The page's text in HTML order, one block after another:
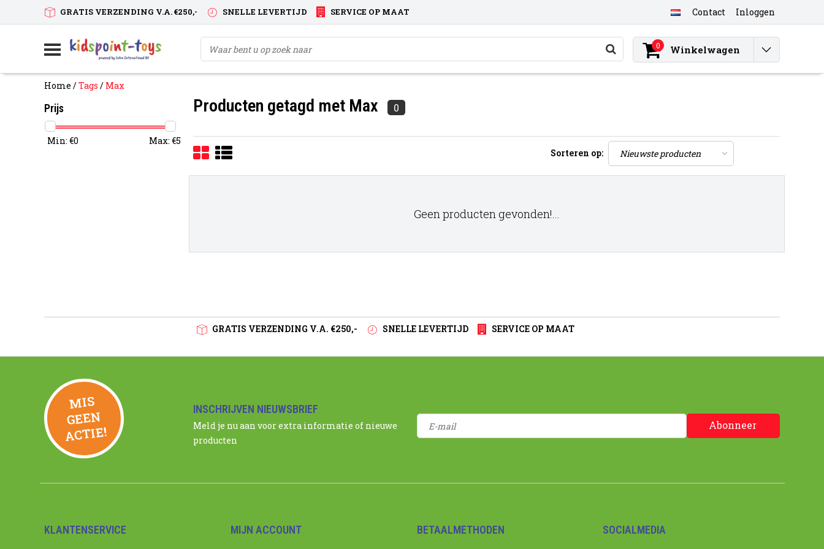
GRATIS VERZENDING V.A. €250,- SNELLE LEVERTIJD SERVICE OP MAAT Contact Inloggen
0 Winkelwagen
Home /Tags / Max
Prijs
Min: €0 Max: €5
Producten getagd met Max 0
Sorteren op:
Geen producten gevonden!...
GRATIS VERZENDING V.A. €250,- SNELLE LEVERTIJD SERVICE OP MAAT
MIS
GEE
N
ACTIE!
INSCHRIJVEN NIEUWSBRIEF
Meld je nu aan voor extra informatie of nieuwe
producten
Abonneer
KLANTENSERVICE MIJN ACCOUNT BETAALMETHODEN SOCIALMEDIA